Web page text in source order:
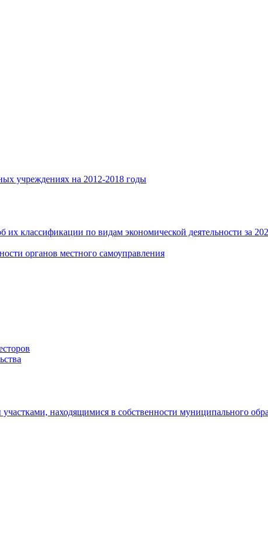
учреждениях на 2012-2018 годы
классификации по видам экономической деятельности за
органов местного самоуправления
находящимися в собственности муниципального